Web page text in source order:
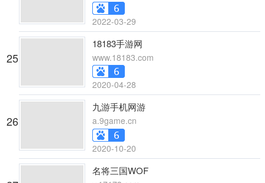
2022-03-29
25
18183手游网
www.18183.com
2020-04-28
26
九游手机网游
a.9game.cn
2020-10-20
名将三国WOF